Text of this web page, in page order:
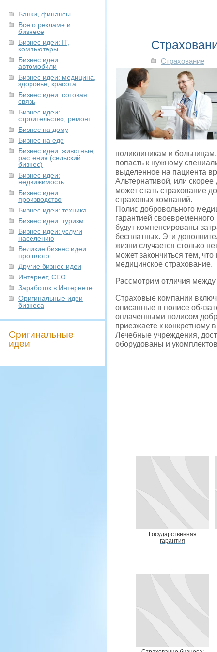
Банки, финансы
Все о рекламе и
бизнесе
Бизнес идеи: IT,
компьютеры
Бизнес идеи:
автомобили
Бизнес идеи: медицина,
здоровье, красота
Бизнес идеи: сотовая
связь
Бизнес идеи:
строительство, ремонт
Бизнес на дому
Бизнес на еде
Бизнес идеи: животные,
растения (сельский
бизнес)
Бизнес идеи:
недвижимость
Бизнес идеи:
производство
Бизнес идеи: техника
Бизнес идеи: туризм
Бизнес идеи: услуги
населению
Великие бизнес идеи
прошлого
Другие бизнес идеи
Интернет, СЕО
Заработок в Интернете
Оригинальные идеи
бизнеса
Оригинальные
идеи
Страхование
поликлиникам и
попасть к нужному
выделенное на пациента
Альтернативой, или
может стать страхование
страховых компаний.
Полис добровольного
гарантией
будут компенсированы
бесплатных. Эти
жизни случается столько
может закончиться тем,
медицинское страхование.
Рассмотрим отличия
Страховые компании
описанные в полисе
оплаченными полисом
приезжаете к конкретному
Лечебные учреждения,
оборудованы и
Государственная
гарантия